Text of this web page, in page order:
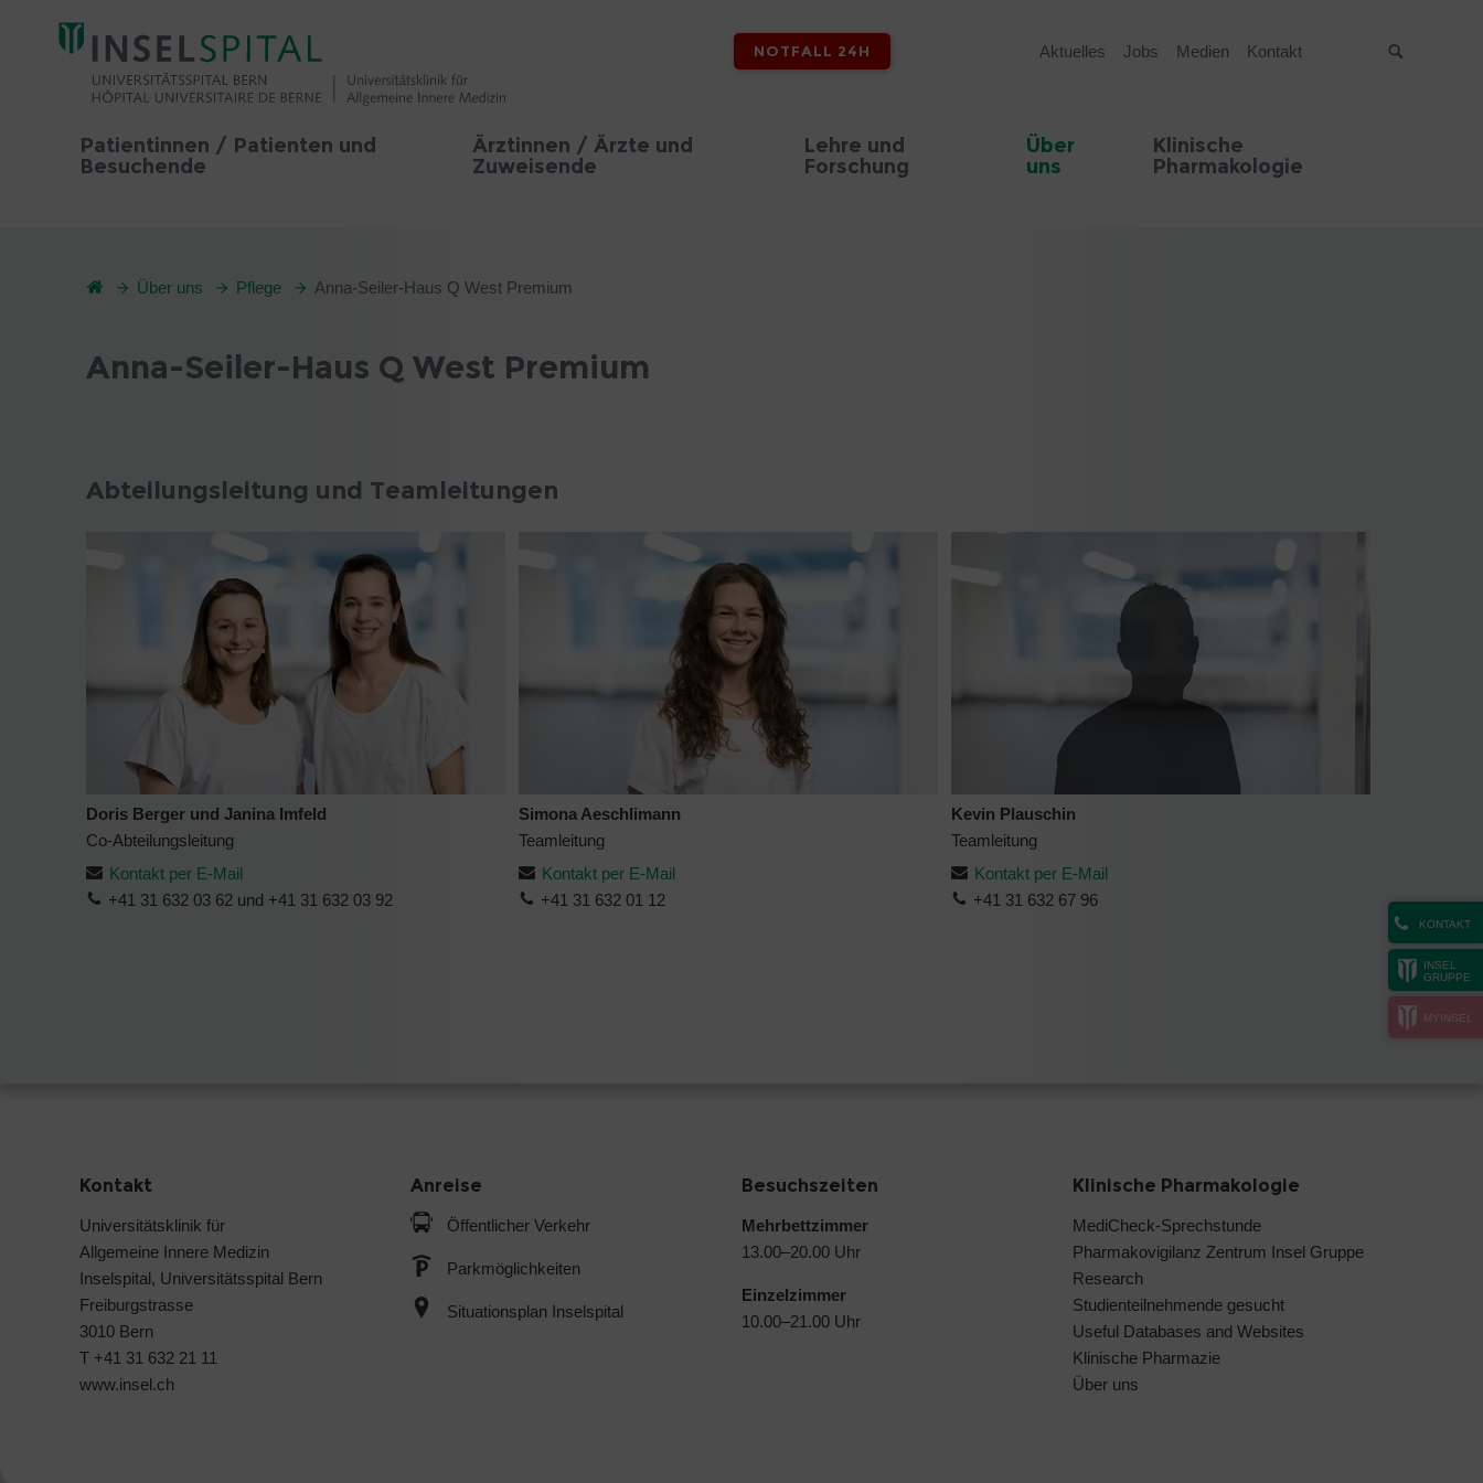
NOTFALL 24H Aktuelles Jobs Medien Kontakt
Patientinnen / Patienten und
Besuchende
Ärztinnen / Ärzte und
Zuweisende
Lehre und
Forschung
Über
uns
Klinische
Pharmakologie
KONTAKT
INSEL
GRUPPE
MYINSEL
Über uns Pflege Anna-Seiler-Haus Q West Premium
Anna-Seiler-Haus Q West Premium
Abteilungsleitung und Teamleitungen
Doris Berger und Janina Imfeld
Co-Abteilungsleitung
Kontakt per E-Mail
+41 31 632 03 62 und +41 31 632 03 92
Simona Aeschlimann
Teamleitung
Kontakt per E-Mail
+41 31 632 01 12
Kevin Plauschin
Teamleitung
Kontakt per E-Mail
+41 31 632 67 96
Kontakt
Universitätsklinik für
Allgemeine Innere Medizin
Inselspital, Universitätsspital Bern
Freiburgstrasse
3010 Bern
T +41 31 632 21 11
www.insel.ch
Anreise
Öffentlicher Verkehr
Parkmöglichkeiten
Situationsplan Inselspital
Besuchszeiten
Mehrbettzimmer
13.00–20.00 Uhr
Einzelzimmer
10.00–21.00 Uhr
Klinische Pharmakologie
MediCheck-Sprechstunde
Pharmakovigilanz Zentrum Insel Gruppe
Research
Studienteilnehmende gesucht
Useful Databases and Websites
Klinische Pharmazie
Über uns